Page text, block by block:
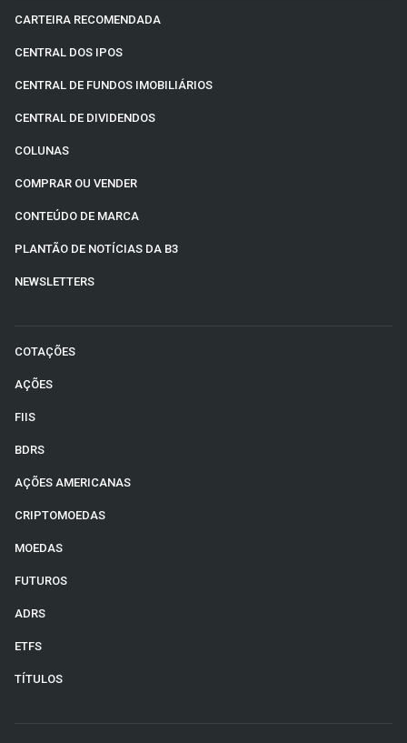
CARTEIRA RECOMENDADA
CENTRAL DOS IPOS
CENTRAL DE FUNDOS IMOBILIÁRIOS
CENTRAL DE DIVIDENDOS
COLUNAS
COMPRAR OU VENDER
CONTEÚDO DE MARCA
PLANTÃO DE NOTÍCIAS DA B3
NEWSLETTERS
COTAÇÕES
AÇÕES
FIIS
BDRS
AÇÕES AMERICANAS
CRIPTOMOEDAS
MOEDAS
FUTUROS
ADRS
ETFS
TÍTULOS